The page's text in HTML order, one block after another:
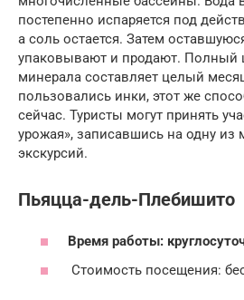
постепенно испаряется под
а соль остается. Затем
упаковывают и продают. Полный
минерала составляет целый
пользовались инки, этот же
сейчас. Туристы могут принять
урожая», записавшись на одну из
экскурсий.
Пьяцца-дель-Плебишито
Время работы:
Стоимость посещения: